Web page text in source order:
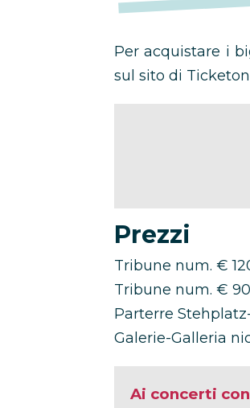
Per acquistare i
sul sito di
Prezzi
Tribune num. €
Tribune num. €
Parterre
Galerie-Galleria
Ai concerti